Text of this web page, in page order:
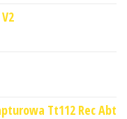
Tt112 Rec Abt